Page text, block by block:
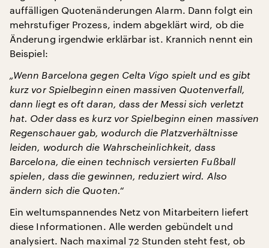
auffälligen Quotenänderungen Alarm. Dann folgt ein
mehrstufiger Prozess, indem abgeklärt wird, ob die
Änderung irgendwie erklärbar ist. Krannich nennt ein
Beispiel:
„Wenn Barcelona gegen Celta Vigo spielt und es gibt
kurz vor Spielbeginn einen massiven Quotenverfall,
dann liegt es oft daran, dass der Messi sich verletzt
hat. Oder dass es kurz vor Spielbeginn einen massiven
Regenschauer gab, wodurch die Platzverhältnisse
leiden, wodurch die Wahrscheinlichkeit, dass
Barcelona, die einen technisch versierten Fußball
spielen, dass die gewinnen, reduziert wird. Also
ändern sich die Quoten.“
Ein weltumspannendes Netz von Mitarbeitern liefert
diese Informationen. Alle werden gebündelt und
analysiert. Nach maximal 72 Stunden steht fest, ob